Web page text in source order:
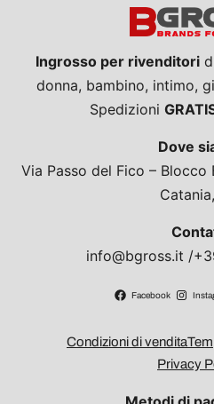
Ingrosso per rivenditori
donna, bambino, intimo,
Spedizioni
Dove
Via Passo del Fico – Blocco
info@bgross.it /
Facebook
Condizioni di vendita
Privacy